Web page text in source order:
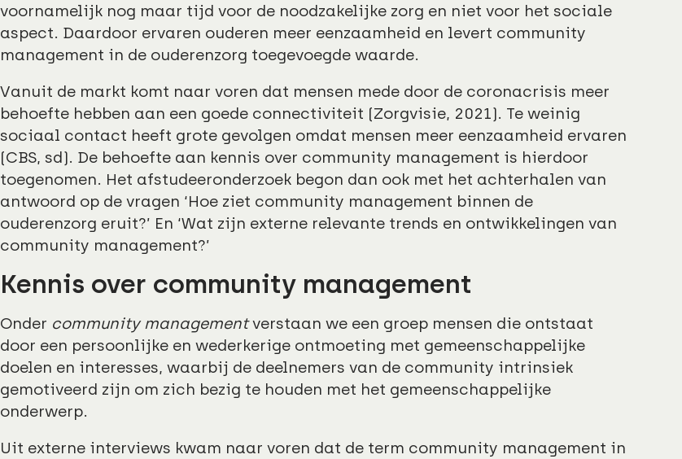
voornamelijk nog maar tijd voor de noodzakelijke zorg en niet voor het sociale
aspect. Daardoor ervaren ouderen meer eenzaamheid en levert community
management in de ouderenzorg toegevoegde waarde.
Vanuit de markt komt naar voren dat mensen mede door de coronacrisis meer
behoefte hebben aan een goede connectiviteit (Zorgvisie, 2021). Te weinig
sociaal contact heeft grote gevolgen omdat mensen meer eenzaamheid ervaren
(CBS, sd). De behoefte aan kennis over community management is hierdoor
toegenomen. Het afstudeeronderzoek begon dan ook met het achterhalen van
antwoord op de vragen ‘Hoe ziet community management binnen de
ouderenzorg eruit?’ En ‘Wat zijn externe relevante trends en ontwikkelingen van
community management?’
Kennis over community management
Onder community managementverstaan we een groep mensen die ontstaat
door een persoonlijke en wederkerige ontmoeting met gemeenschappelijke
doelen en interesses, waarbij de deelnemers van de community intrinsiek
gemotiveerd zijn om zich bezig te houden met het gemeenschappelijke
onderwerp.
Uit externe interviews kwam naar voren dat de term community management in